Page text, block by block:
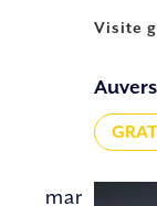
Visite
mar